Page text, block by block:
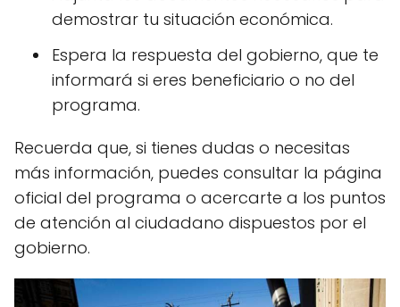
demostrar tu situación económica.
Espera la respuesta del gobierno, que te
informará si eres beneficiario o no del
programa.
Recuerda que, si tienes dudas o necesitas
más información, puedes consultar la página
oficial del programa o acercarte a los puntos
de atención al ciudadano dispuestos por el
gobierno.